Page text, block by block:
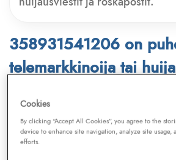
358931541206 on
telemarkkinoija tai
Puhelinnumero
Telemarkkinointiliiton jaKilpi-
tietokannasta, joka kattaa satoja
Cookies
By clicking “Accept All Cookies”, you agree to the
device to enhance site navigation, analyze site usage,
efforts.